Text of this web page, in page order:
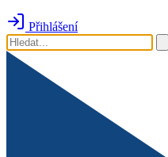
Přihlášení